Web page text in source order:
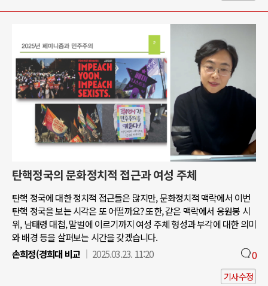
탄핵정국의 문화정치적 접근과 여성 주체
탄핵 정국에 대한 정치적 접근들은 많지만, 문화정치적 맥락에서 이번
탄핵 정국을 보는 시각은 또 어떨까요? 또한, 같은 맥락에서 응원봉 시
위, 남태령 대첩, 말벌에 이르기까지 여성 주체 형성과 부각에 대한 의미
와 배경 등을 살펴보는 시간을 갖겠습니다.
손희정(경희대 비교
2025.03.23. 11:20 0
기사수정